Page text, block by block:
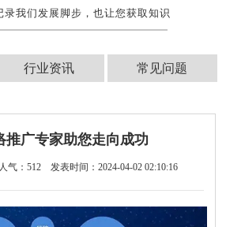
录我们发展脚步，也让您获取知识
行业资讯 常见问题
推广专家助您走向成功
人气： 512 发表时间：2024-04-02 02:10:16